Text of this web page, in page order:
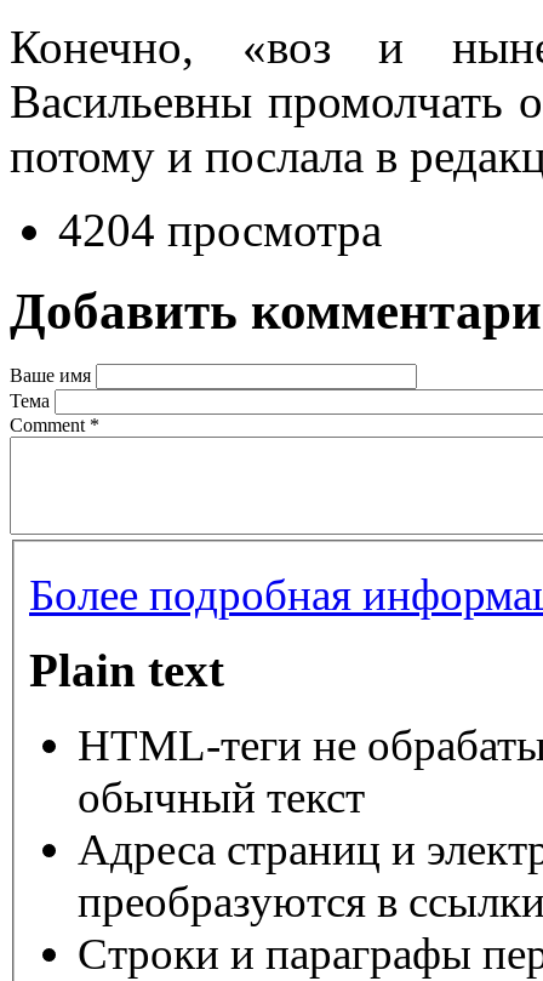
Конечно, «воз и
Васильевны промолчать
потому и послала в
4204 просмотра
Добавить
Ваше имя
Тема
Comment *
Более подробная
Plain text
HTML-теги не
обычный текст
Адреса страниц и
преобразуются в
Строки и параграфы